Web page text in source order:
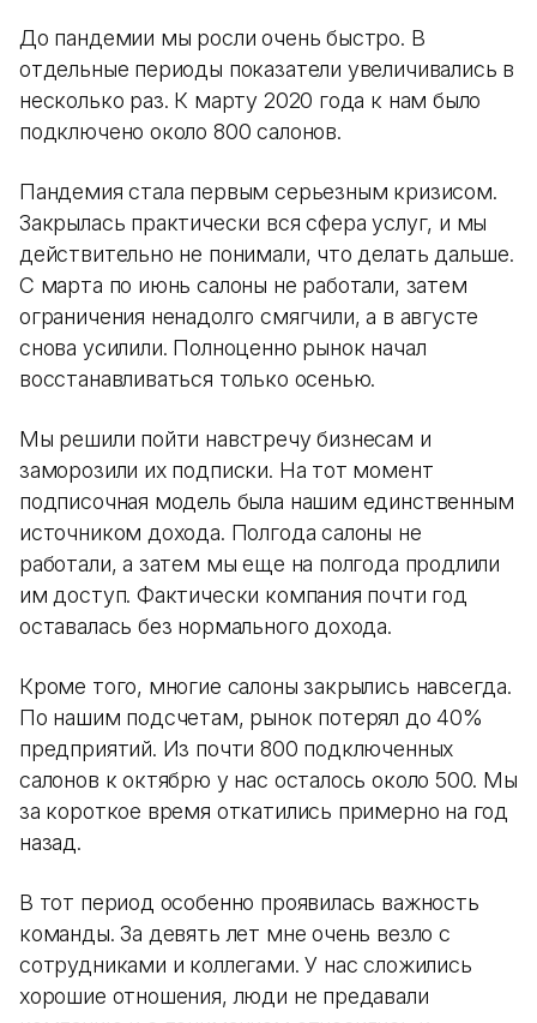
До пандемии мы росли очень быстро. В
отдельные периоды показатели увеличивались в
несколько раз. К марту 2020 года к нам было
подключено около 800 салонов.
Пандемия стала первым серьезным кризисом.
Закрылась практически вся сфера услуг, и мы
действительно не понимали, что делать дальше.
С марта по июнь салоны не работали, затем
ограничения ненадолго смягчили, а в августе
снова усилили. Полноценно рынок начал
восстанавливаться только осенью.
Мы решили пойти навстречу бизнесам и
заморозили их подписки. На тот момент
подписочная модель была нашим единственным
источником дохода. Полгода салоны не
работали, а затем мы еще на полгода продлили
им доступ. Фактически компания почти год
оставалась без нормального дохода.
Кроме того, многие салоны закрылись навсегда.
По нашим подсчетам, рынок потерял до 40%
предприятий. Из почти 800 подключенных
салонов к октябрю у нас осталось около 500. Мы
за короткое время откатились примерно на год
назад.
В тот период особенно проявилась важность
команды. За девять лет мне очень везло с
сотрудниками и коллегами. У нас сложились
хорошие отношения, люди не предавали